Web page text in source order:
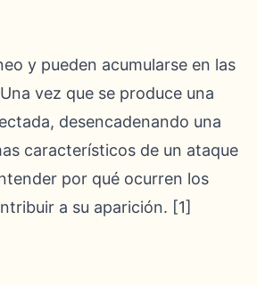
y pueden acumularse en las
vez que se produce una
desencadenando una
característicos de un ataque
por qué ocurren los
a su aparición. [1]